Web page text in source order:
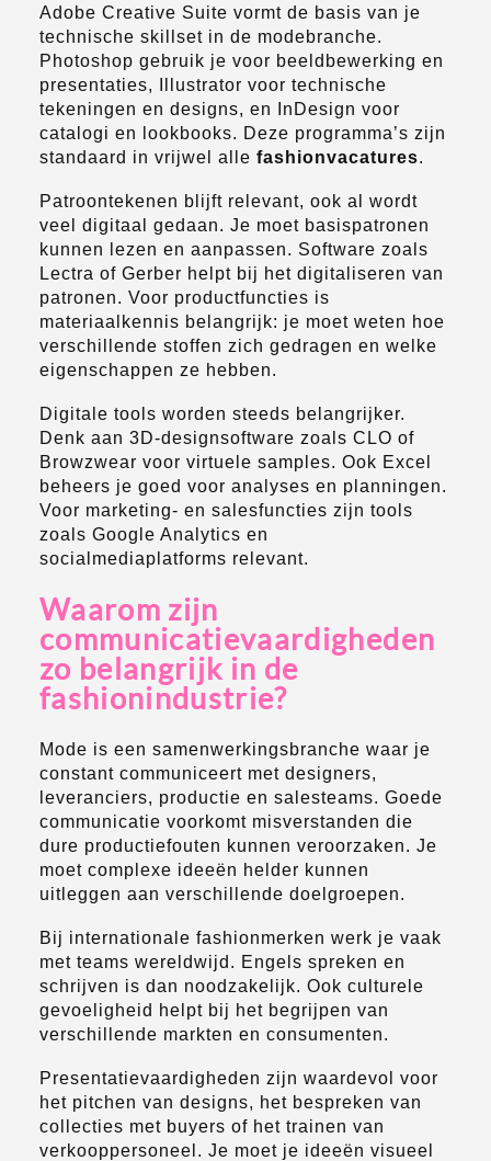
Adobe Creative Suite vormt de basis van je
technische skillset in de modebranche.
Photoshop gebruik je voor beeldbewerking en
presentaties, Illustrator voor technische
tekeningen en designs, en InDesign voor
catalogi en lookbooks. Deze programma’s zijn
standaard in vrijwel alle fashionvacatures.
Patroontekenen blijft relevant, ook al wordt
veel digitaal gedaan. Je moet basispatronen
kunnen lezen en aanpassen. Software zoals
Lectra of Gerber helpt bij het digitaliseren van
patronen. Voor productfuncties is
materiaalkennis belangrijk: je moet weten hoe
verschillende stoffen zich gedragen en welke
eigenschappen ze hebben.
Digitale tools worden steeds belangrijker.
Denk aan 3D-designsoftware zoals CLO of
Browzwear voor virtuele samples. Ook Excel
beheers je goed voor analyses en planningen.
Voor marketing- en salesfuncties zijn tools
zoals Google Analytics en
socialmediaplatforms relevant.
Waarom zijn
communicatievaardigheden
zo belangrijk in de
fashionindustrie?
Mode is een samenwerkingsbranche waar je
constant communiceert met designers,
leveranciers, productie en salesteams. Goede
communicatie voorkomt misverstanden die
dure productiefouten kunnen veroorzaken. Je
moet complexe ideeën helder kunnen
uitleggen aan verschillende doelgroepen.
Bij internationale fashionmerken werk je vaak
met teams wereldwijd. Engels spreken en
schrijven is dan noodzakelijk. Ook culturele
gevoeligheid helpt bij het begrijpen van
verschillende markten en consumenten.
Presentatievaardigheden zijn waardevol voor
het pitchen van designs, het bespreken van
collecties met buyers of het trainen van
verkooppersoneel. Je moet je ideeën visueel